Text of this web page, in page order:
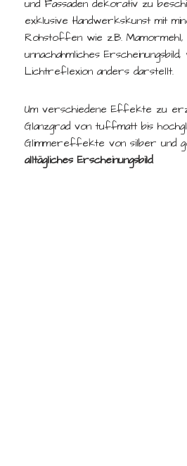
und Fassaden dekorativ zu
exklusive Handwerkskunst mit
Rohstoffen wie z.B.
unnachahmliches
Lichtreflexion anders darstellt.
Um verschiedene Effekte zu
Glanzgrad von tuffmatt bis
Glimmereffekte von silber und
alltägliches Erscheinungsbild.